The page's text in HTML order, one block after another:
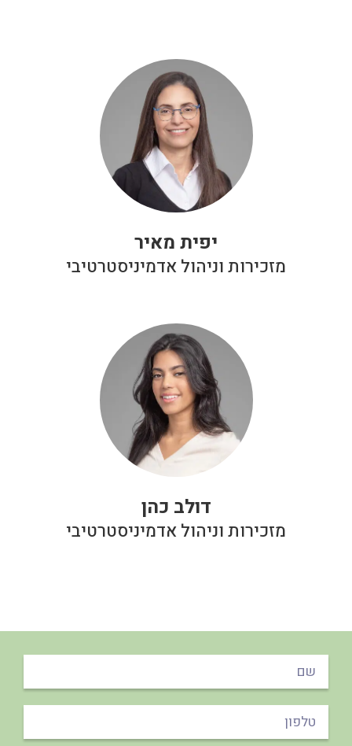
יפית מאיר
מזכירות וניהול אדמיניסטרטיבי
דולב כהן
מזכירות וניהול אדמיניסטרטיבי